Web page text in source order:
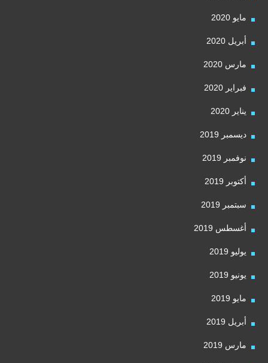
مايو 2020
أبريل 2020
مارس 2020
فبراير 2020
يناير 2020
ديسمبر 2019
نوفمبر 2019
أكتوبر 2019
سبتمبر 2019
أغسطس 2019
يوليو 2019
يونيو 2019
مايو 2019
أبريل 2019
مارس 2019